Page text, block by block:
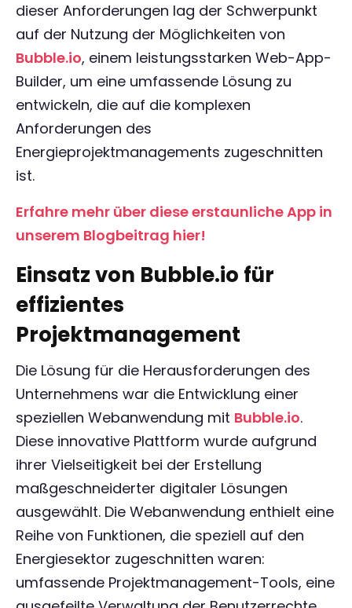
dieser Anforderungen lag der Schwerpunkt
auf der Nutzung der Möglichkeiten von
Bubble.io, einem leistungsstarken Web-App-
Builder, um eine umfassende Lösung zu
entwickeln, die auf die komplexen
Anforderungen des
Energieprojektmanagements zugeschnitten
ist.
Erfahre mehr über diese erstaunliche App in
unserem Blogbeitrag hier!
Einsatz von Bubble.io für
effizientes
Projektmanagement
Die Lösung für die Herausforderungen des
Unternehmens war die Entwicklung einer
speziellen Webanwendung mit Bubble.io.
Diese innovative Plattform wurde aufgrund
ihrer Vielseitigkeit bei der Erstellung
maßgeschneiderter digitaler Lösungen
ausgewählt. Die Webanwendung enthielt eine
Reihe von Funktionen, die speziell auf den
Energiesektor zugeschnitten waren:
umfassende Projektmanagement-Tools, eine